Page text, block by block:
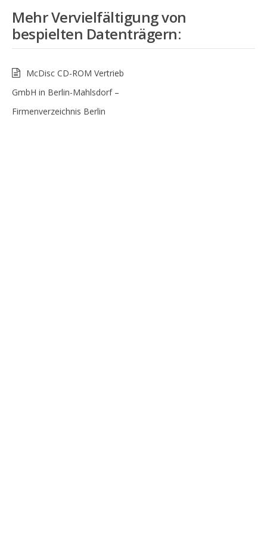
MehrVervielfältigung von
bespielten Datenträgern:
McDisc CD-ROM Vertrieb
GmbH in Berlin-Mahlsdorf –
Firmenverzeichnis Berlin